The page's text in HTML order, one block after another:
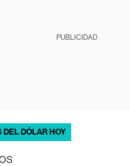
PUBLICIDAD
DÓLAR HOY